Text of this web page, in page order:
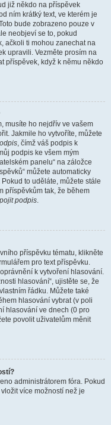
již někdo na příspěvek
ním krátký text, ve kterém je
bude zobrazeno pouze v
neobjeví se to, pokud
ačkoli ti mohou zanechat na
upravili. Vezměte prosím na
příspěvek, když k němu někdo
musíte ho nejdřív ve vašem
Jakmile ho vytvoříte, můžete
, čímž váš podpis k
podpis ke všem mým
panelu“ na záložce
můžete automaticky
to uděláte, můžete stále
příspěvkům tak, že během
podpis.
příspěvku tématu, klikněte
pro text příspěvku.
k vytvoření hlasování.
hlasování“, ujistěte se, že
řádku. Můžete také
hlasování vybrat (v poli
hlasování ve dnech (0 pro
povolit uživatelům měnit
administrátorem fóra. Pokud
více možností než je